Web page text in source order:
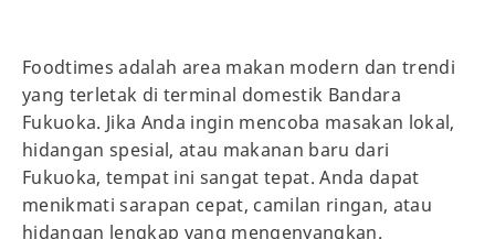
Foodtimes adalah area makan modern dan trendi
yang terletak di terminal domestik Bandara
Fukuoka. Jika Anda ingin mencoba masakan lokal,
hidangan spesial, atau makanan baru dari
Fukuoka, tempat ini sangat tepat. Anda dapat
menikmati sarapan cepat, camilan ringan, atau
hidangan lengkap yang mengenyangkan.